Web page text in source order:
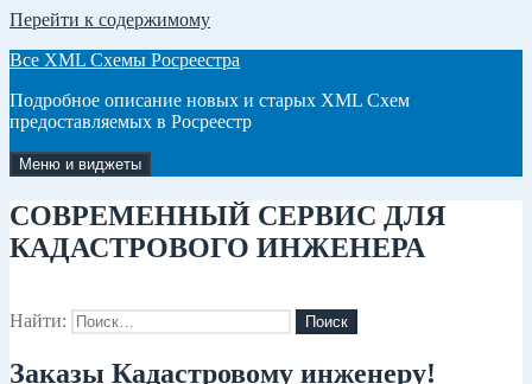
Перейти к содержимому
Все XML Схемы Росреестра
Подробное описание новых и старых XML Схем
предоставляемых в Росреестр
Меню и виджеты
СОВРЕМЕННЫЙ СЕРВИС ДЛЯ
КАДАСТРОВОГО ИНЖЕНЕРА
Найти:
Заказы Кадастровому инженеру!